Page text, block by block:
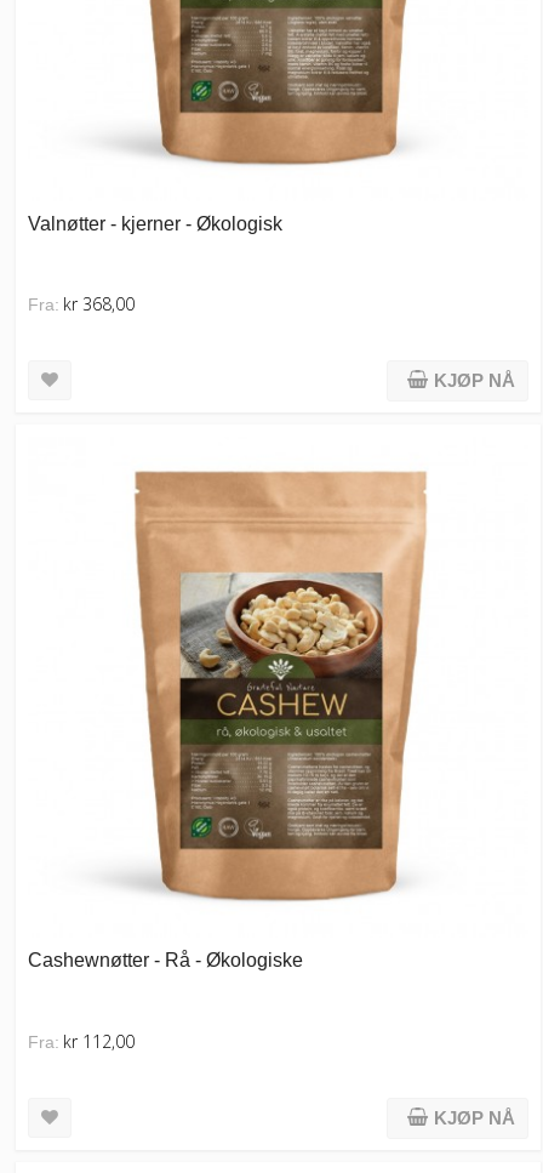
Valnøtter - kjerner - Økologisk
Fra: kr 368,00
KJØP NÅ
Cashewnøtter - Rå - Økologiske
Fra: kr 112,00
KJØP NÅ